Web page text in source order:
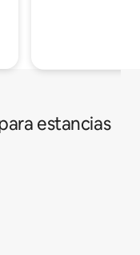
estancias